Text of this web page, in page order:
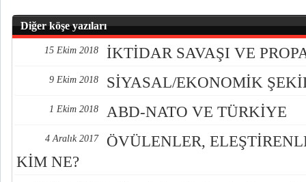
Diğer köşe yazıları
15 Ekim 2018 İKTİDAR SAVAŞI VE
9 Ekim 2018 SİYASAL/EKONOMİK
1 Ekim 2018 ABD-NATO VE TÜRKİYE
4 Aralık 2017
ÖVÜLENLER,
KİM NE?